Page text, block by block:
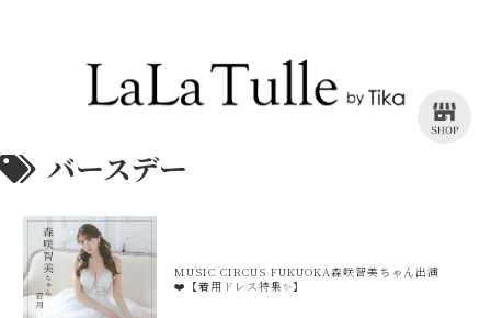
バースデー
MUSIC CIRCUS FUKUOKA森咲智美ちゃん出演
❤️【着用ドレス特集✨】